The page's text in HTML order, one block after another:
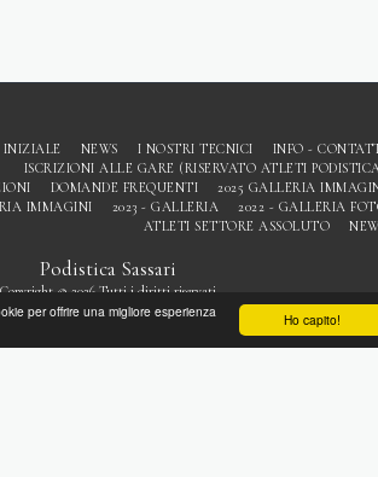
Ho capito!
per offrire una migliore esperienza
Podistica Sassari
Copyright © 2026 Tutti i diritti riservati
Privacy
INIZIALE NEWS I NOSTRI TECNICI
INFO -
ISCRIZIONI ALLE GARE (RISERVATO ATLETI
DOMANDE FREQUENTI
2025 GALLERIA
IMMAGINI
2023 - GALLERIA
2022 - GALLERIA
ATLETI SETTORE ASSOLUTO